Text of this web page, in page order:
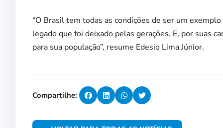
“O Brasil tem todas as condições de ser um
legado que foi deixado pelas gerações. E, por suas
para sua população”, resume Edesio Lima Júnior.
Compartilhe: